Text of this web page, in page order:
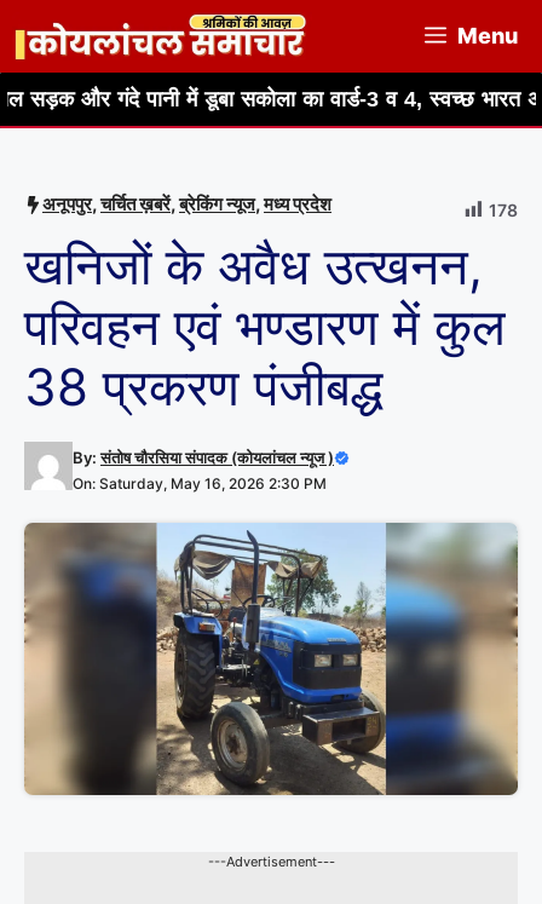
content
Menu
में डूबा सकोला का वार्ड-3 व 4, स्वच्छ भारत अभियान पर
अनूपपुर,चर्चित ख़बरें,ब्रेकिंग न्यूज,मध्य प्रदेश 178
खनिजों के अवैध उत्खनन,
परिवहन एवं भण्डारण में कुल
38 प्रकरण पंजीबद्ध
By:संतोष चौरसिया संपादक (कोयलांचल न्यूज )
On: Saturday, May 16, 2026 2:30 PM
---Advertisement---